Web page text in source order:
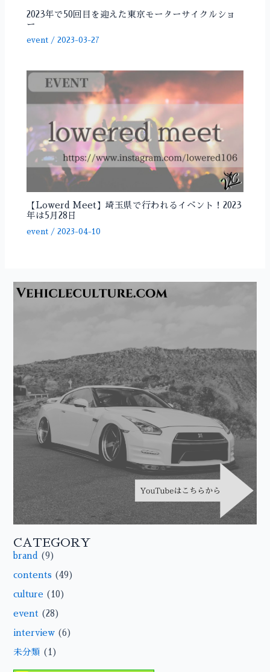
2023年で50回目を迎えた東京モーターサイクルショ
ー
event /2023-03-27
【Lowerd Meet】埼玉県で行われるイベント！2023
年は5月28日
event /2023-04-10
CATEGORY
brand (9)
contents (49)
culture (10)
event (28)
interview (6)
未分類 (1)